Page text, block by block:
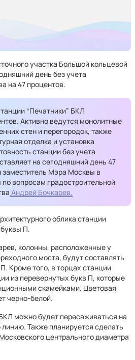
участка Большой кольцевой
день без учета
на 47 процентов.
“Печатники” БКЛ
Активно ведутся монолитные
стен и перегородок, также
отделка и установка
станции без учета
на сегодняшний день 47
Мэра Москвы в
вопросам градостроительной
Андрей Бочкарев.
облика станции
П.
колонны, расположенные у
моста, будут составлять
Кроме того, в торцах станции
из перевернутых букв П, которые
скамейками. Цветовая
черно-белой.
можно будет пересаживаться на
Также планируется сделать
центрального диаметра